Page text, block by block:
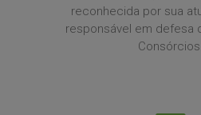
reconhecida por sua
responsável em defesa
Consórcios.